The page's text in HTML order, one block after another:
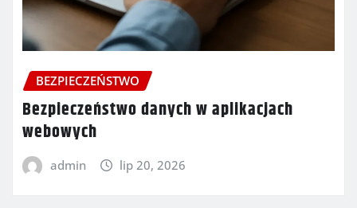
BEZPIECZEŃSTWO
Bezpieczeństwo danych w aplikacjach
webowych
admin lip 20, 2026